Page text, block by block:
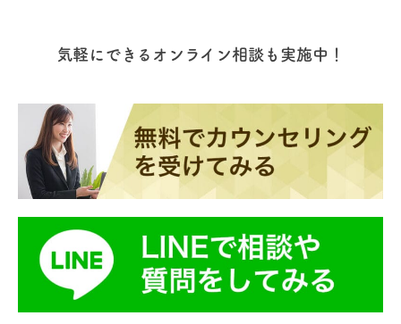
気軽にできるオンライン相談も実施中！